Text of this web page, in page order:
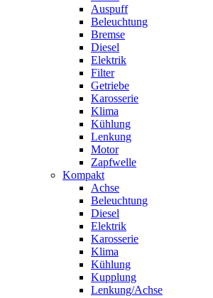
Auspuff
Beleuchtung
Bremse
Diesel
Elektrik
Filter
Getriebe
Karosserie
Klima
Kühlung
Lenkung
Motor
Zapfwelle
Kompakt
Achse
Beleuchtung
Diesel
Elektrik
Karosserie
Klima
Kühlung
Kupplung
Lenkung/Achse